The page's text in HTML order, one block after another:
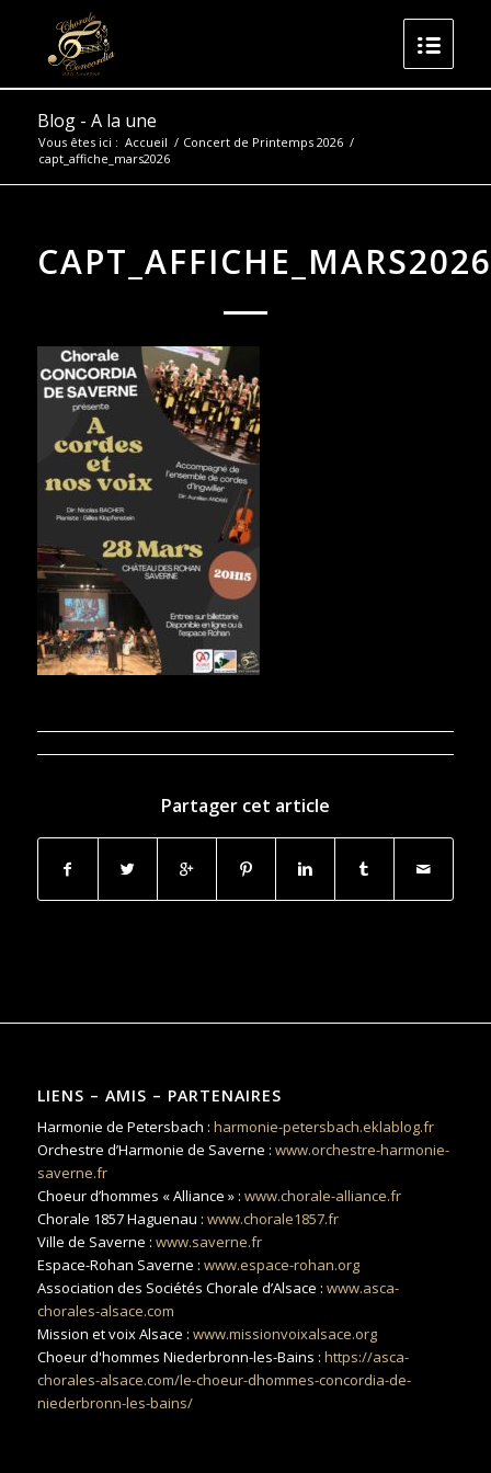
Blog - A la une
Vous êtes ici : Accueil / Concert de Printemps 2026 /
capt_affiche_mars2026
CAPT_AFFICHE_MARS2026
Partager cet article
LIENS – AMIS – PARTENAIRES
Harmonie de Petersbach : harmonie-petersbach.eklablog.fr
Orchestre d’Harmonie de Saverne : www.orchestre-harmonie-
saverne.fr
Choeur d’hommes « Alliance » : www.chorale-alliance.fr
Chorale 1857 Haguenau : www.chorale1857.fr
Ville de Saverne : www.saverne.fr
Espace-Rohan Saverne : www.espace-rohan.org
Association des Sociétés Chorale d’Alsace : www.asca-
chorales-alsace.com
Mission et voix Alsace : www.missionvoixalsace.org
Choeur d'hommes Niederbronn-les-Bains : https://asca-
chorales-alsace.com/le-choeur-dhommes-concordia-de-
niederbronn-les-bains/